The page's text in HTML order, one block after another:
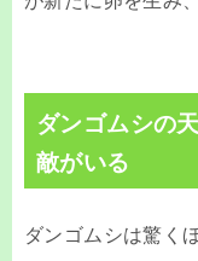
ダンゴムシの
敵がいる
ダンゴムシは驚く